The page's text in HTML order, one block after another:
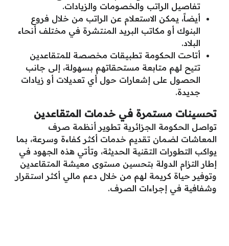
تفاصيل الراتب والخصومات والزيادات.
أيضاً، يمكن الاستعلام عن الراتب من خلال فروع
البنوك أو مكاتب البريد المنتشرة في مختلف أنحاء
البلاد.
أتاحت الحكومة تطبيقات مخصصة للمتقاعدين
تتيح لهم متابعة مستحقاتهم بسهولة، إلى جانب
الحصول على إشعارات حول أي تعديلات أو زيادات
جديدة.
تحسينات مستمرة في خدمات المتقاعدين
تواصل الحكومة الجزائرية تطوير أنظمة صرف
المعاشات لضمان تقديم خدمات أكثر كفاءة وسرعة، بما
يواكب التطورات التقنية الحديثة، وتأتي هذه الجهود في
إطار التزام الدولة بتحسين مستوى معيشة المتقاعدين
وتوفير حياة كريمة لهم من خلال دعم مالي أكثر استقرار
وشفافية في إجراءات الصرف.